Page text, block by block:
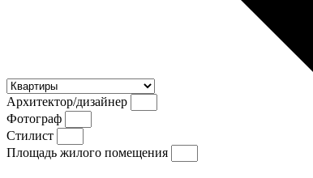
Архитектор/дизайнер
Фотограф
Стилист
Площадь жилого помещения